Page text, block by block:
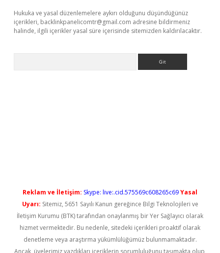
Hukuka ve yasal düzenlemelere aykırı olduğunu düşündüğünüz
içerikleri, backlinkpanelicomtr@gmail.com adresine bildirmeniz
halinde, ilgili içerikler yasal süre içerisinde sitemizden kaldırılacaktır.
Reklam ve İletişim: Skype: live:.cid.575569c608265c69Yasal
Uyarı: Sitemiz, 5651 Sayılı Kanun gereğince Bilgi Teknolojileri ve
İletişim Kurumu (BTK) tarafından onaylanmış bir Yer Sağlayıcı olarak
hizmet vermektedir. Bu nedenle, sitedeki içerikleri proaktif olarak
denetleme veya araştırma yükümlülüğümüz bulunmamaktadır.
Ancak, üyelerimiz yazdıkları içeriklerin sorumluluğunu taşımakta olup,